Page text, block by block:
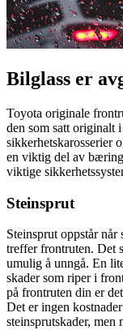
Bilglass er
Toyota originale
den som satt originalt
sikkerhetskarosserier
en viktig del av
viktige
Steinsprut
Steinsprut oppstår
treffer frontruten. Det
umulig å unngå. En
skader som riper i
på frontruten din er
Det er ingen
steinsprutskader, men